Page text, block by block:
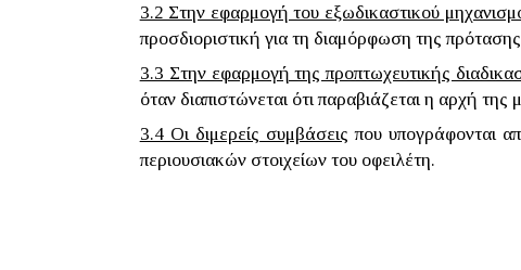
3.2 Στην εφαρμογή του εξωδικαστικού
προσδιοριστική για τη διαμόρφωση της
3.3 Στην εφαρμογή της προπτωχευτικής
όταν διαπιστώνεται ότι παραβιάζεται η αρχή
3.4 Οι διμερείς συμβάσεις που υπογράφονται
περιουσιακών στοιχείων του οφειλέτη.